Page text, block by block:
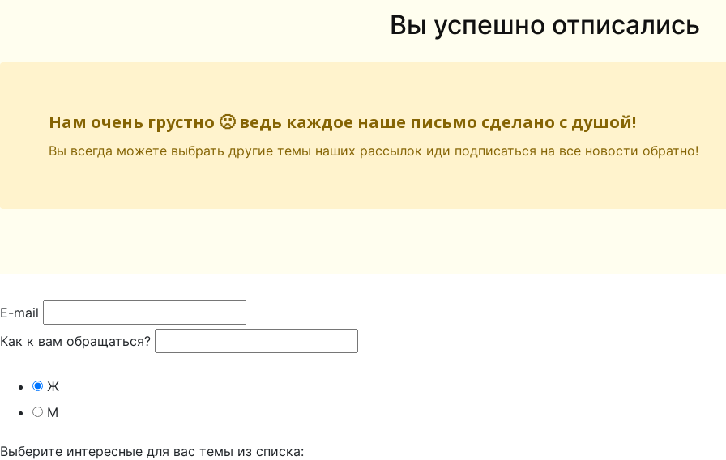
Вы успешно отписались
Нам очень грустно 🙁 ведь каждое наше письмо сделано с душой!
Вы всегда можете выбрать другие темы наших рассылок иди подписаться на все новости обратно!
E-mail
Как к вам обращаться?
Ж
М
Выберите интересные для вас темы из списка: